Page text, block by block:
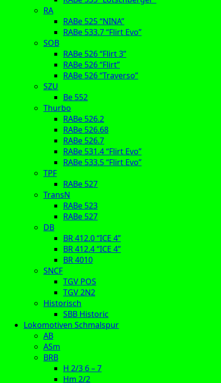
RA
RABe 525 “NINA”
RABe 533.7 “Flirt Evo”
SOB
RABe 526 “Flirt 3”
RABe 526 “Flirt”
RABe 526 “Traverso”
SZU
Be 552
Thurbo
RABe 526.2
RABe 526.68
RABe 526.7
RABe 531.4 “Flirt Evo”
RABe 533.5 “Flirt Evo”
TPF
RABe 527
TransN
RABe 523
RABe 527
DB
BR 412.0 “ICE 4”
BR 412.4 “ICE 4”
BR 4010
SNCF
TGV POS
TGV 2N2
Historisch
SBB Historic
Lokomotiven Schmalspur
AB
ASm
BRB
H 2/3 6 – 7
Hm 2/2